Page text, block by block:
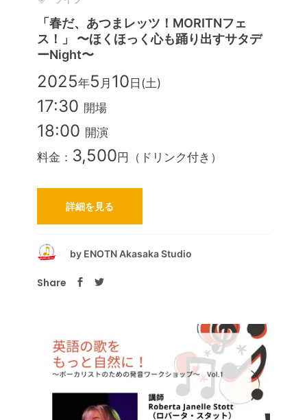
「春だ、あつまレッツ！MORITNフェ
ス！」 〜ほくほっく心も踊り出すサタデ
ーnight〜
2025年5 月 10 日(土)
17:30 開場
18:00 開演
料金： 3,500 円（ドリンク付き）
詳細を見る
by ENOTN Akasaka Studio
Share